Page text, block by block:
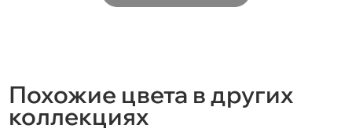
Похожие цвета в других
коллекциях